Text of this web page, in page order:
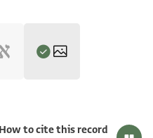
How to cite this record: